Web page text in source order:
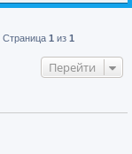
Страница 1 из 1
Перейти